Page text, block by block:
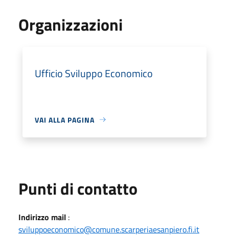
Organizzazioni
Ufficio Sviluppo Economico
VAI ALLA PAGINA
Punti di contatto
Indirizzo mail :
sviluppoeconomico@comune.scarperiaesanpiero.fi.it